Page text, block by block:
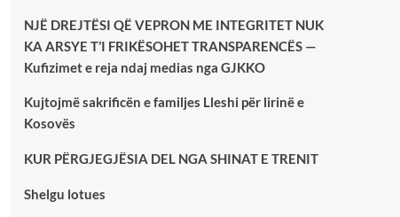
NJË DREJTËSI QË VEPRON ME INTEGRITET NUK
KA ARSYE T’I FRIKËSOHET TRANSPARENCËS —
Kufizimet e reja ndaj medias nga GJKKO
Kujtojmë sakrificën e familjes Lleshi për lirinë e
Kosovës
KUR PËRGJEGJËSIA DEL NGA SHINAT E TRENIT
Shelgu lotues